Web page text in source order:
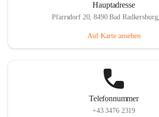
Hauptadresse
Pfarrsdorf 20, 8490 Bad
Auf Karte ansehen
Telefonnummer
+43 3476 2319